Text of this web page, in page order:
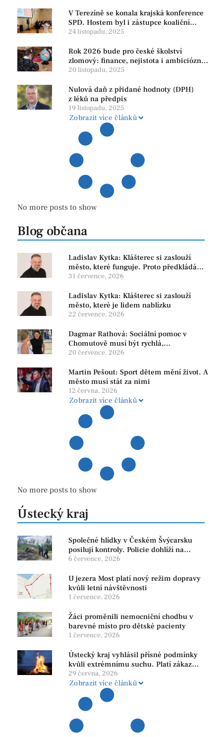
V Terezíně se konala krajská konference
SPD. Hostem byl i zástupce koaliční
strany PRO
24 listopadu, 2025
Rok 2026 bude pro české školství
zlomový: finance, nejistota i ambiciózní
plány
20 listopadu, 2025
Nulová daň z přidané hodnoty (DPH)
z léků na předpis
19 listopadu, 2025
Zobrazit více článků
No more posts to show
Blog občana
Ladislav Kytka: Klášterec si zaslouží
město, které funguje. Proto předkládáme
program, který řeší skutečné problémy
31 července, 2026
Ladislav Kytka: Klášterec si zaslouží
město, které je lidem nablízku
22 července, 2026
Dagmar Rathová: Sociální pomoc v
Chomutově musí být rychlá,
srozumitelná a férová. Ne udržovat lidi v
20 července, 2026
Martin Pešout: Sport dětem mění život. A
město musí stát za nimi
12 června, 2026
Zobrazit více článků
No more posts to show
Ústecký kraj
Společné hlídky v Českém Švýcarsku
posilují kontroly. Policie dohlíží na
bezpečnost i ochranu přírody
6 července, 2026
U jezera Most platí nový režim dopravy
kvůli letní návštěvnosti
1 července, 2026
Žáci proměnili nemocniční chodbu v
barevné místo pro dětské pacienty
1 července, 2026
Ústecký kraj vyhlásil přísné podmínky
kvůli extrémnímu suchu. Platí zákaz
ohňů i pyrotechniky
29 června, 2026
Zobrazit více článků